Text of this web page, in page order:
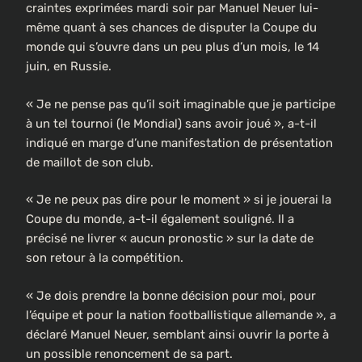
craintes exprimées mardi soir par Manuel Neuer lui-
même quant à ses chances de disputer la Coupe du
monde qui s’ouvre dans un peu plus d’un mois, le 14
juin, en Russie.
« Je ne pense pas qu’il soit imaginable que je participe
à un tel tournoi (le Mondial) sans avoir joué », a-t-il
indiqué en marge d’une manifestation de présentation
de maillot de son club.
« Je ne peux pas dire pour le moment » si je jouerai la
Coupe du monde, a-t-il également souligné. Il a
précisé ne livrer « aucun pronostic » sur la date de
son retour à la compétition.
« Je dois prendre la bonne décision pour moi, pour
l’équipe et pour la nation footballistique allemande », a
déclaré Manuel Neuer, semblant ainsi ouvrir la porte à
un possible renoncement de sa part.